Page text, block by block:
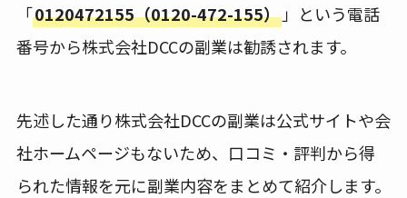
「0120472155（0120-472-155）」という電話
番号から株式会社DCCの副業は勧誘されます。
先述した通り株式会社DCCの副業は公式サイトや会
社ホームページもないため、口コミ・評判から得
られた情報を元に副業内容をまとめて紹介します。